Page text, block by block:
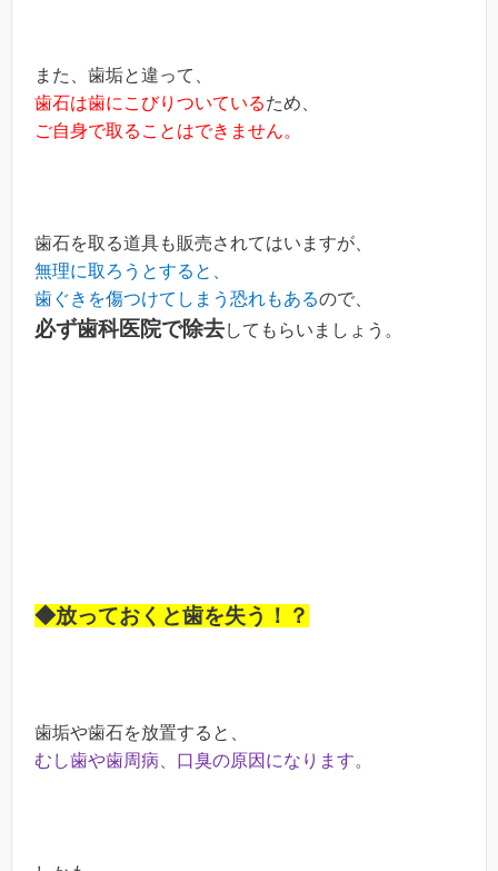
また、歯垢と違って、
歯石は歯にこびりついているため、
ご自身で取ることはできません。
歯石を取る道具も販売されてはいますが、
無理に取ろうとすると、
歯ぐきを傷つけてしまう恐れもあるので、
必ず歯科医院で除去してもらいましょう。
◆放っておくと歯を失う！？
歯垢や歯石を放置すると、
むし歯や歯周病、口臭の原因になります。